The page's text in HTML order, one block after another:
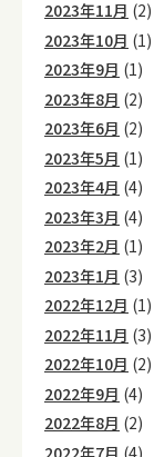
2023年11月 (2)
2023年10月 (1)
2023年9月 (1)
2023年8月 (2)
2023年6月 (2)
2023年5月 (1)
2023年4月 (4)
2023年3月 (4)
2023年2月 (1)
2023年1月 (3)
2022年12月 (1)
2022年11月 (3)
2022年10月 (2)
2022年9月 (4)
2022年8月 (2)
2022年7月 (4)